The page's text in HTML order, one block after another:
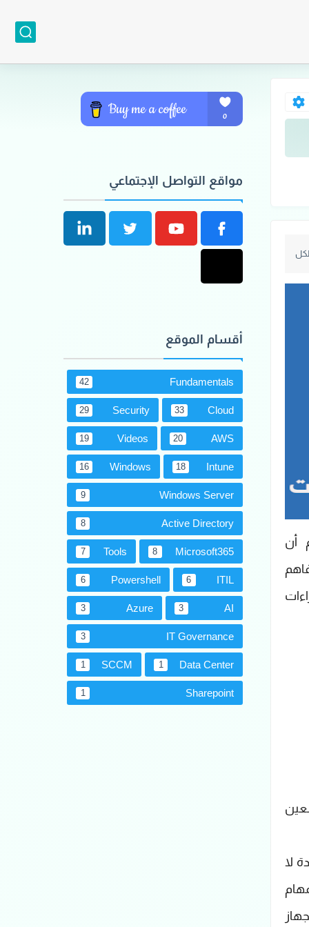
أن
لا
مواقع التواصل الإجتماعي
أقسام الموقع
Fundamentals
42
Cloud
33
Security
29
AWS
20
Videos
19
Intune
18
Windows
16
Windows Server
9
Active Directory
8
Microsoft365
8
Tools
7
ITIL
6
Powershell
6
AI
3
Azure
3
IT Governance
3
Data Center
1
SCCM
1
Sharepoint
1